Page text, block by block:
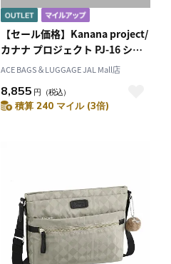
【セール価格】Kanana project/
カナナ プロジェクト PJ-16 ショ
ルダーバッグ 6L 300g 11902
ACE BAGS＆LUGGAGE JAL Mall店
8,855 円 （税込）
積算 240 マイル (3倍)